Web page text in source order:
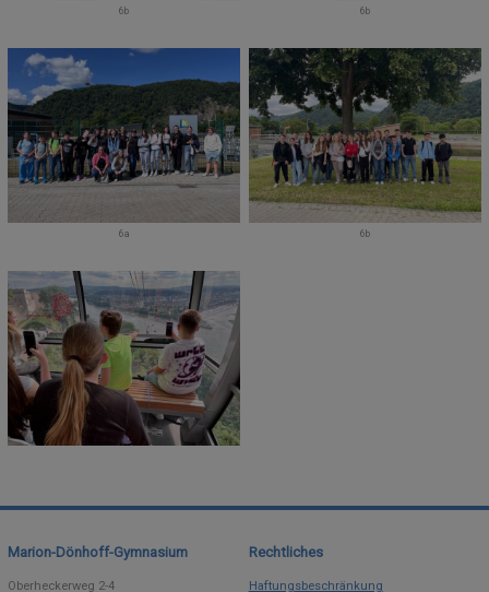
6b 6b
6a 6b
Marion-Dönhoff-Gymnasium
Oberheckerweg 2-4
Rechtliches
Haftungsbeschränkung